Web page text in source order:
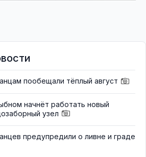
пообещали тёплый август
начнёт работать новый
узел
предупредили о ливне и граде